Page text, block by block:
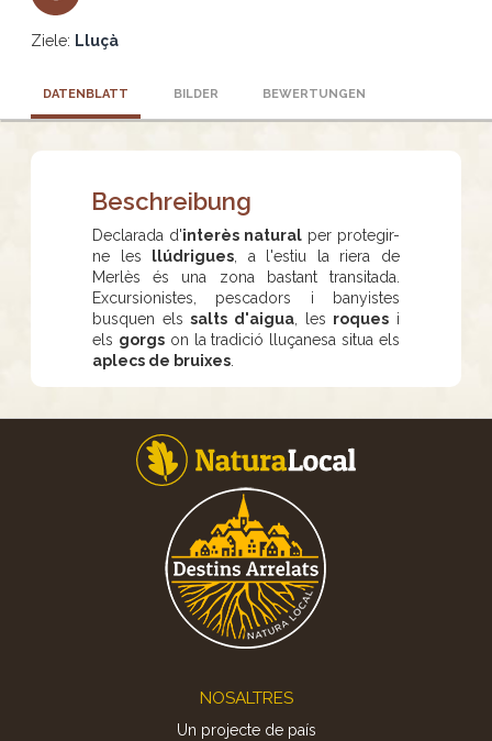
Ziele: Lluçà
DATENBLATT BILDER BEWERTUNGEN
Beschreibung
Declarada d'interès natural per protegir-
ne les
llúdrigues , a l'estiu la riera de
Merlès és una zona bastant transitada.
Excursionistes, pescadors i banyistes
busquen elssalts d'aigua , les roques i
els gorgson la tradició lluçanesa situa els
aplecs de bruixes
NOSALTRES
Un projecte de país